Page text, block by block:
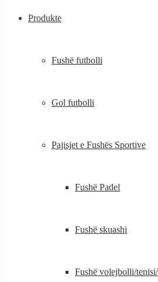
Produkte
Fushë futbolli
Gol futbolli
Pajisjet e Fushës Sportive
Fushë Padel
Fushë skuashi
Fushë volejbolli/